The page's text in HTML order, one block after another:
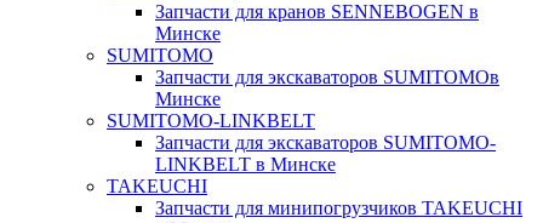
Запчасти для кранов SENNEBOGEN в
Минске
SUMITOMO
Запчасти для экскаваторов SUMITOMOв
Минске
SUMITOMO-LINKBELT
Запчасти для экскаваторов SUMITOMO-
LINKBELT в Минске
TAKEUCHI
Запчасти для минипогрузчиков TAKEUCHI